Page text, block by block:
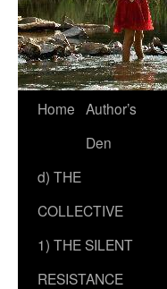
Skip
content
Home Author’s
Den
d) THE
COLLECTIVE
1) THE SILENT
RESISTANCE